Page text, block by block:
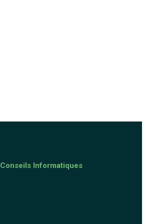
Conseils Informatiques